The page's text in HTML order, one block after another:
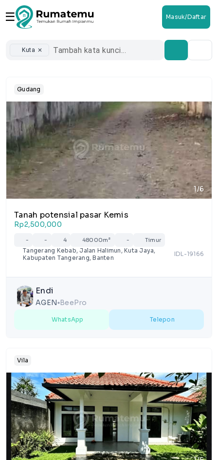
☰ Masuk/Daftar
Kuta close
Gudang
1/6
Tanah potensial pasar Kemis
Rp2,500,000
- - 4 48000m² - Timur
Tangerang Kebab, Jalan Halimun, Kuta Jaya,
Kabupaten Tangerang, Banten
IDL-19166
Endi
AGEN lens BeePro
WhatsApp Telepon
Vila